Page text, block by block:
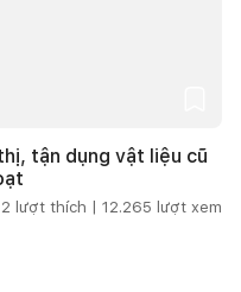
tận dụng vật liệu cũ
2 lượt thích | 12.265 lượt xem